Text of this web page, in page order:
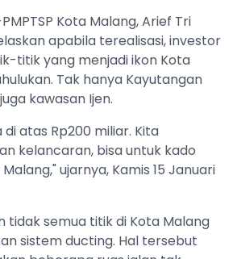
Kota Malang, Arief Tri
apabila terealisasi, investor
titik yang menjadi ikon Kota
Tak hanya Kayutangan
kawasan Ijen.
di atas Rp200 miliar. Kita
kelancaran, bisa untuk kado
ujarnya, Kamis 15 Januari
tidak semua titik di Kota Malang
sistem ducting. Hal tersebut